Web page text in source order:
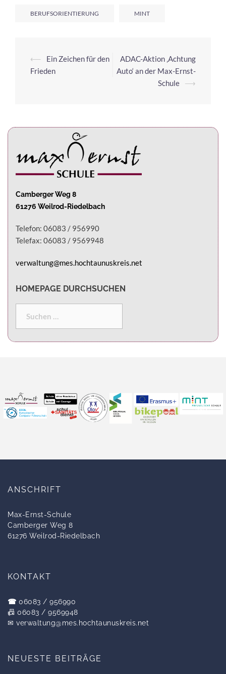
BERUFSORIENTIERUNG MINT
⟵
Ein Zeichen für den
Frieden
ADAC-Aktion ‚Achtung
Auto‘ an der Max-Ernst-
Schule
⟶
Camberger Weg 8
61276 Weilrod-Riedelbach
Telefon: 06083 / 956990
Telefax: 06083 / 9569948
verwaltung@mes.hochtaunuskreis.net
HOMEPAGE DURCHSUCHEN
ANSCHRIFT
Max-Ernst-Schule
Camberger Weg 8
61276 Weilrod-Riedelbach
KONTAKT
☎ 06083 / 956990
📠 06083 / 9569948
✉ verwaltung@mes.hochtaunuskreis.net
NEUESTE BEITRÄGE